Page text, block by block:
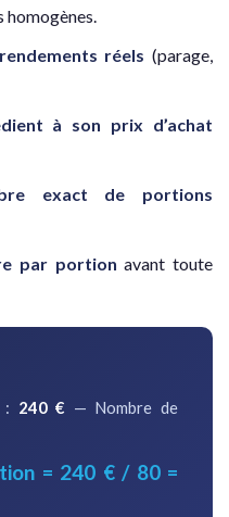
homogènes.
réels (parage,
à son prix d’achat
exact de portions
par portion avant toute
: 240 € — Nombre de
= 240 € / 80 =